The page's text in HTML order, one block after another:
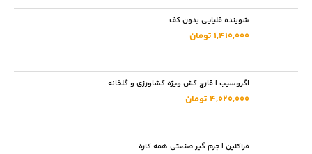
شوینده قلیایی بدون کف
1,410,000 تومان
اگروسیب | قارچ کش ویژه کشاورزی و گلخانه
4,020,000 تومان
فراکلین | جرم گیر صنعتی همه کاره